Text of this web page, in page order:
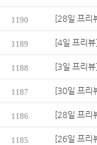
1190 [28일 프리
1189 [4일 프리
1188 [3일 프리
1187 [30일 프리
1186 [28일 프리
1185 [26일 프리